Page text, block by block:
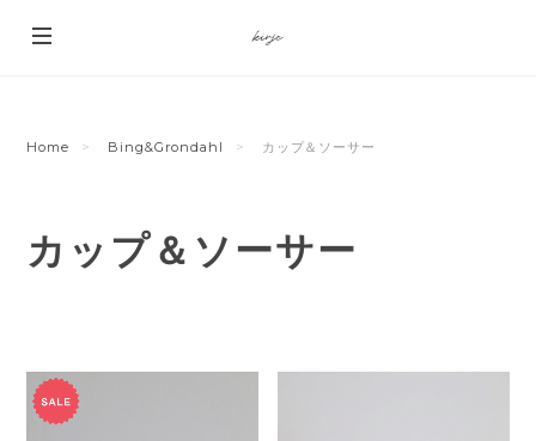
Home Bing&Grondahl カップ＆ソーサー
カップ＆ソーサー